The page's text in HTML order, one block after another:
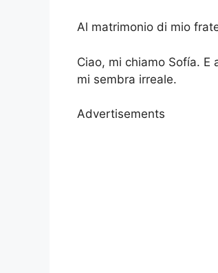
Al matrimonio di mio
Ciao, mi chiamo Sofía.
mi sembra irreale.
Advertisements